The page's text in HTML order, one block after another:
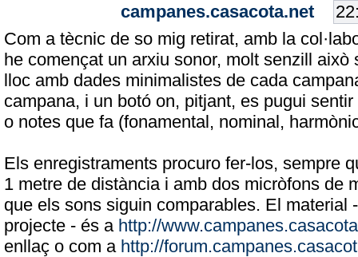
campanes.casacota.net
Com a tècnic de so mig retirat, amb la
he començat un arxiu sonor, molt senzill
lloc amb dades minimalistes de cada
campana, i un botó on, pitjant, es pugui
o notes que fa (fonamental, nominal,
Els enregistraments procuro fer-los, sempre
1 metre de distància i amb dos micròfons de
que els sons siguin comparables. El
projecte - és a http://
enllaç o com a http://